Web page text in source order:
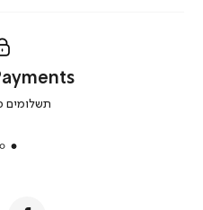
|
תשלומים